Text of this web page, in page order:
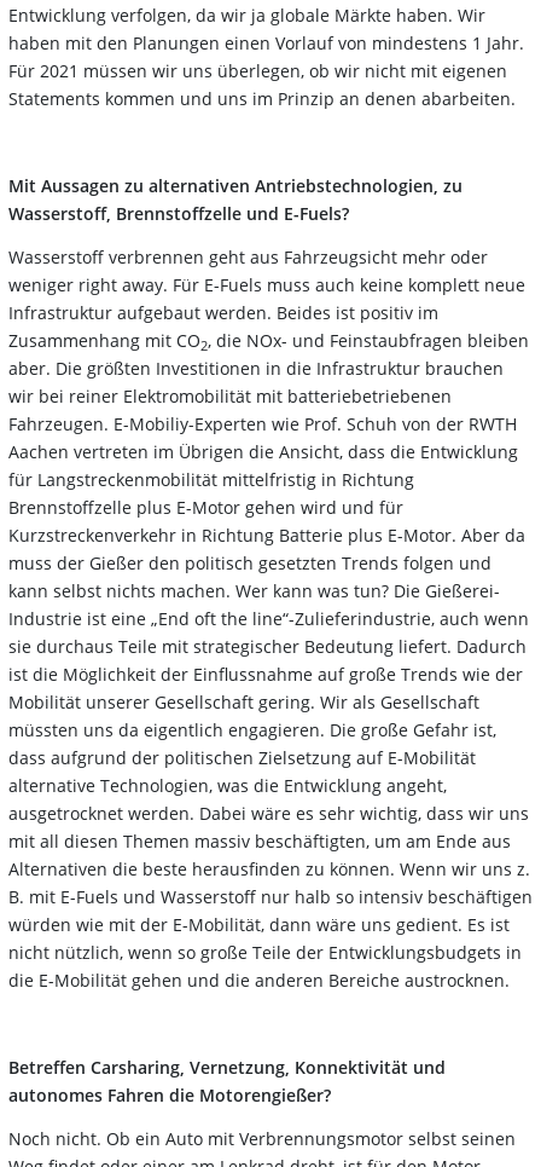
Entwicklung verfolgen, da wir ja globale Märkte haben. Wir
haben mit den Planungen einen Vorlauf von mindestens 1 Jahr.
Für 2021 müssen wir uns überlegen, ob wir nicht mit eigenen
Statements kommen und uns im Prinzip an denen abarbeiten.
Mit Aussagen zu alternativen Antriebstechnologien, zu
Wasserstoff, Brennstoffzelle und E-Fuels?
Wasserstoff verbrennen geht aus Fahrzeugsicht mehr oder
weniger right away. Für E-Fuels muss auch keine komplett neue
Infrastruktur aufgebaut werden. Beides ist positiv im
Zusammenhang mit CO2, die NOx- und Feinstaubfragen bleiben
aber. Die größten Investitionen in die Infrastruktur brauchen
wir bei reiner Elektromobilität mit batteriebetriebenen
Fahrzeugen. E-Mobiliy-Experten wie Prof. Schuh von der RWTH
Aachen vertreten im Übrigen die Ansicht, dass die Entwicklung
für Langstreckenmobilität mittelfristig in Richtung
Brennstoffzelle plus E-Motor gehen wird und für
Kurzstreckenverkehr in Richtung Batterie plus E-Motor. Aber da
muss der Gießer den politisch gesetzten Trends folgen und
kann selbst nichts machen. Wer kann was tun? Die Gießerei-
Industrie ist eine „End oft the line“-Zulieferindustrie, auch wenn
sie durchaus Teile mit strategischer Bedeutung liefert. Dadurch
ist die Möglichkeit der Einflussnahme auf große Trends wie der
Mobilität unserer Gesellschaft gering. Wir als Gesellschaft
müssten uns da eigentlich engagieren. Die große Gefahr ist,
dass aufgrund der politischen Zielsetzung auf E-Mobilität
alternative Technologien, was die Entwicklung angeht,
ausgetrocknet werden. Dabei wäre es sehr wichtig, dass wir uns
mit all diesen Themen massiv beschäftigten, um am Ende aus
Alternativen die beste herausfinden zu können. Wenn wir uns z.
B. mit E-Fuels und Wasserstoff nur halb so intensiv beschäftigen
würden wie mit der E-Mobilität, dann wäre uns gedient. Es ist
nicht nützlich, wenn so große Teile der Entwicklungsbudgets in
die E-Mobilität gehen und die anderen Bereiche austrocknen.
Betreffen Carsharing, Vernetzung, Konnektivität und
autonomes Fahren die Motorengießer?
Noch nicht. Ob ein Auto mit Verbrennungsmotor selbst seinen